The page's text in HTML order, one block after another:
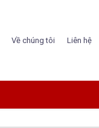
Về chúng tôi Liên hệ